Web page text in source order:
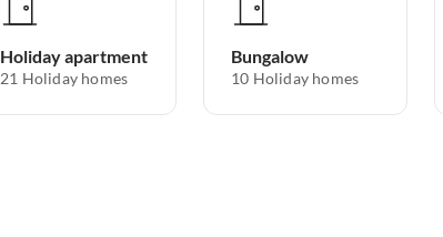
Holiday apartment
21 Holiday homes
Bungalow
10 Holiday homes